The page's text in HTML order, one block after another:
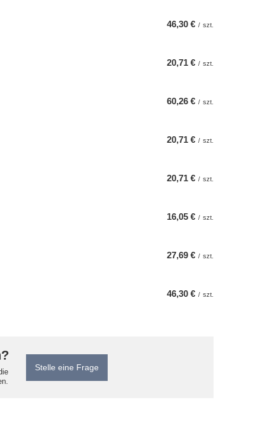
46,30 € / szt.
20,71 € / szt.
60,26 € / szt.
20,71 € / szt.
20,71 € / szt.
16,05 € / szt.
27,69 € / szt.
46,30 € / szt.
Stelle eine Frage